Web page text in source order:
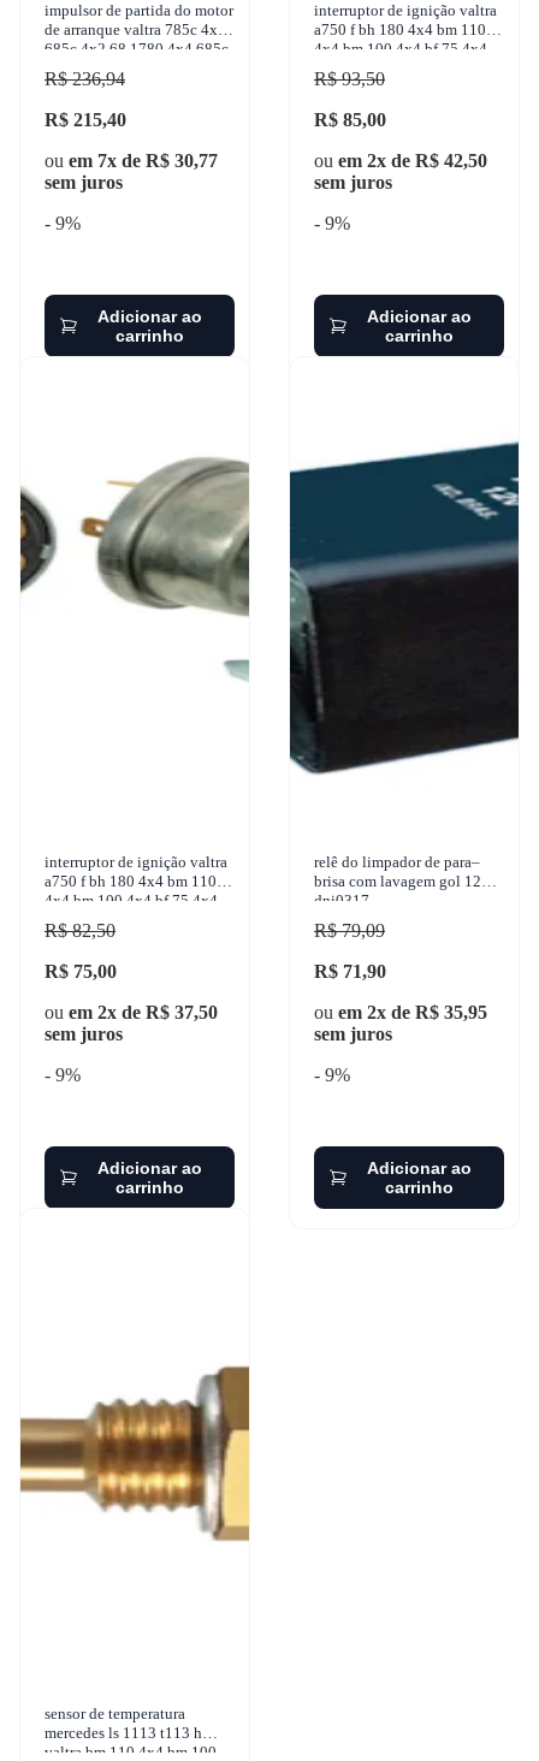
impulsor de partida do motor
de arranque valtra 785c 4x2
685c 4x2 68 1780 4x4 685c
4x4 1950-2001 zen - 1060
R$ 236,94
R$ 215,40
ou em 7x de R$ 30,77
sem juros
- 9%
Adicionar ao
carrinho
interruptor de ignição valtra
a750 f bh 180 4x4 bm 110
4x4 bm 100 4x4 bf 75 4x4
1999-2017 marzu - a117
R$ 93,50
R$ 85,00
ou em 2x de R$ 42,50
sem juros
- 9%
Adicionar ao
carrinho
interruptor de ignição valtra
a750 f bh 180 4x4 bm 110
4x4 bm 100 4x4 bf 75 4x4
1999-2017 marzu - a127
R$ 82,50
R$ 75,00
ou em 2x de R$ 37,50
sem juros
- 9%
Adicionar ao
carrinho
relê do limpador de para–
brisa com lavagem gol 12v
dni0317
R$ 79,09
R$ 71,90
ou em 2x de R$ 35,95
sem juros
- 9%
Adicionar ao
carrinho
sensor de temperatura
mercedes ls 1113 t113 h
valtra bm 110 4x4 bm 100